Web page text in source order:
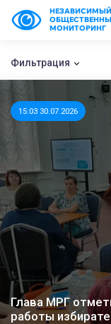
НЕЗАВИСИМЫЙ
МОНИТОРИНГ
Фильтрация
15:03 30.07.2026
Глава МРГ
работы